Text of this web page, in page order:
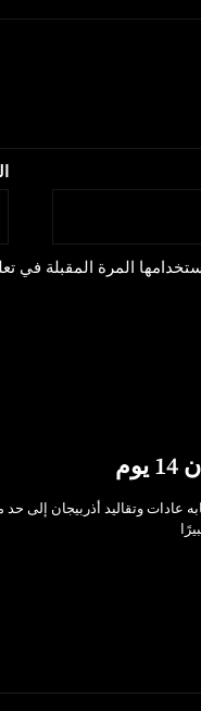
المرة المقبلة في
اذربيجان 14 يوم، تتشابه عادات وتقاليد